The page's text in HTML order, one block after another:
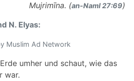
Mujrimīna. (an-Naml 27:69)
N. Elyas:
Muslim Ad Network
umher und schaut, wie das
war.